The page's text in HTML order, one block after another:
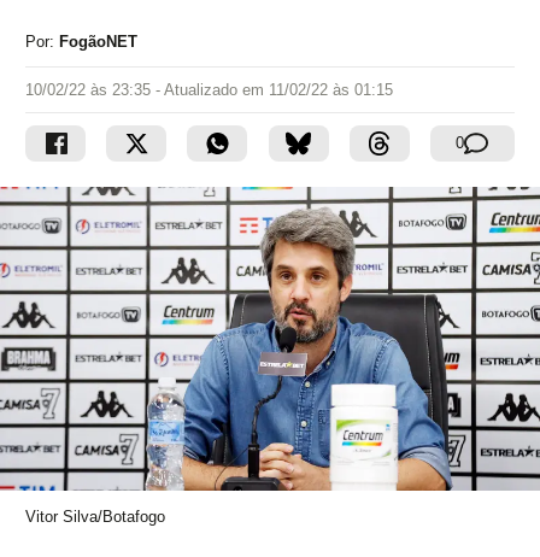
Por: FogãoNET
10/02/22 às 23:35 - Atualizado em 11/02/22 às 01:15
0
Vitor Silva/Botafogo